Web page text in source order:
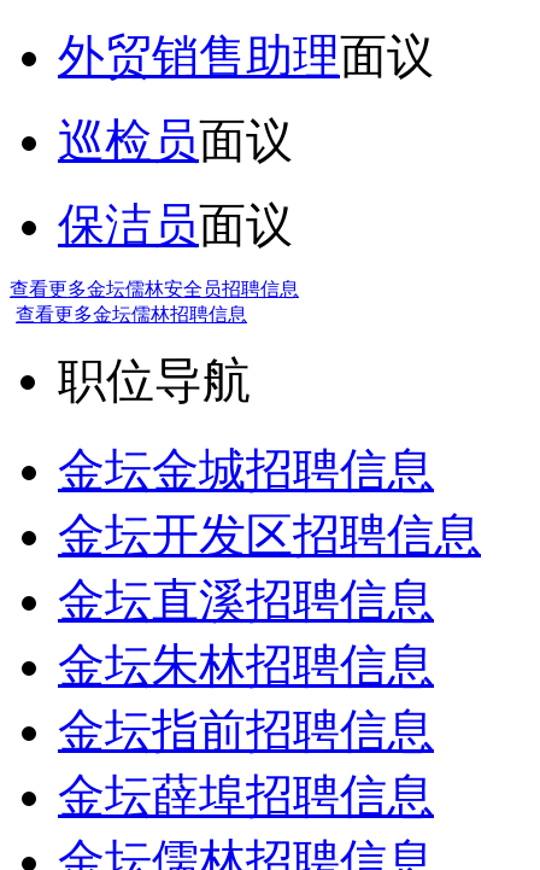
外贸销售助理面议
巡检员面议
保洁员面议
查看更多金坛儒林安全员招聘信息
查看更多金坛儒林招聘信息
职位导航
金坛金城招聘信息
金坛开发区招聘信息
金坛直溪招聘信息
金坛朱林招聘信息
金坛指前招聘信息
金坛薛埠招聘信息